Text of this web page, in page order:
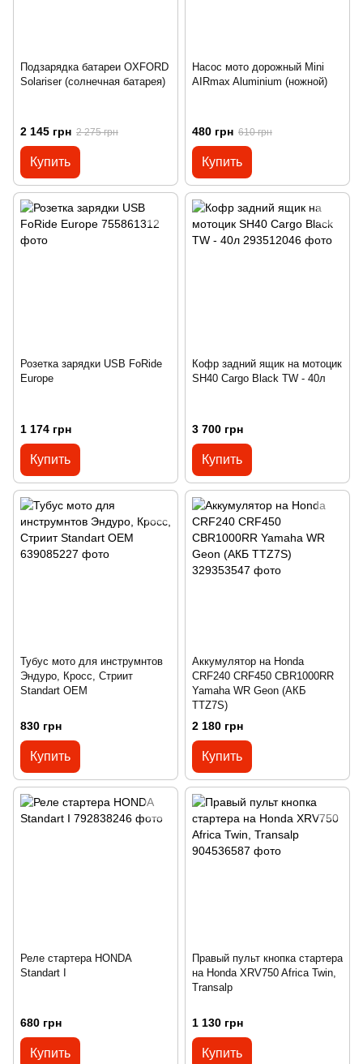
Подзарядка батареи OXFORD
Solariser (солнечная батарея)
2 145 грн 2 275 грн
Купить
Насос мото дорожный Mini
AIRmax Aluminium (ножной)
480 грн 610 грн
Купить
Розетка зарядки USB FoRide
Europe
1 174 грн
Купить
Кофр задний ящик на мотоцик
SH40 Cargo Black TW - 40л
3 700 грн
Купить
Тубус мото для инструмнтов
Эндуро, Кросс, Стриит
Standart OEM
830 грн
Купить
Аккумулятор на Honda
CRF240 CRF450 CBR1000RR
Yamaha WR Geon (АКБ
TTZ7S)
2 180 грн
Купить
Реле стартера HONDA
Standart I
680 грн
Купить
Правый пульт кнопка стартера
на Honda XRV750 Africa Twin,
Transalp
1 130 грн
Купить